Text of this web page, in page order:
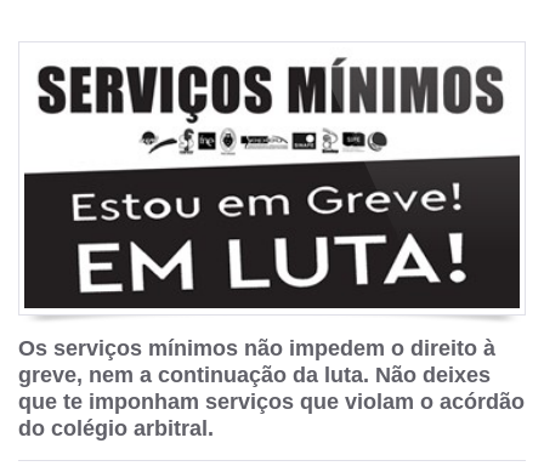
Os serviços mínimos não impedem o direito à
greve, nem a continuação da luta. Não deixes
que te imponham serviços que violam o acórdão
do colégio arbitral.